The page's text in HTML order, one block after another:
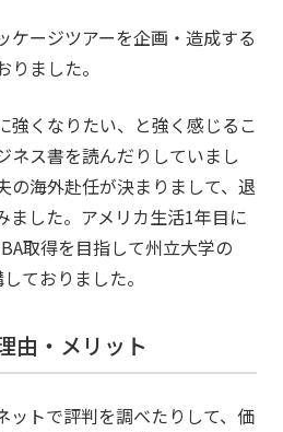
ケージツアーを企画・造成する
ました。
強くなりたい、と強く感じるこ
ネス書を読んだりしていまし
の海外赴任が決まりまして、退
ました。アメリカ生活1年目に
取得を目指して州立大学の
ておりました。
由・メリット
ットで評判を調べたりして、価